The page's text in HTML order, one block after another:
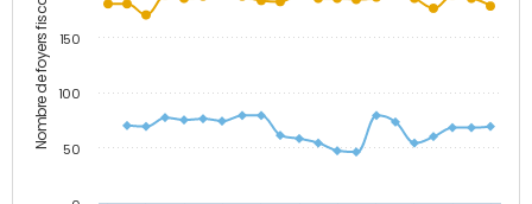
Nombre de foyers fiscaux
50
100
150